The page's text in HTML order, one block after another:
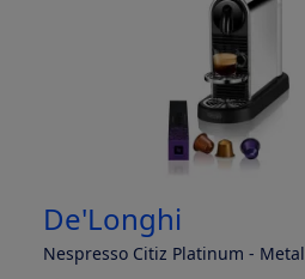
De'Longhi
Nespresso Citiz Platinum - Metal